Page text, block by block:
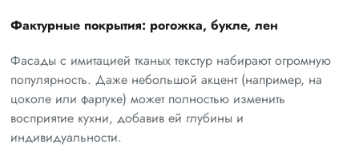
Фактурные покрытия: рогожка, букле, лен
Фасады с имитацией тканых текстур набирают огромную
популярность. Даже небольшой акцент (например, на
цоколе или фартуке) может полностью изменить
восприятие кухни, добавив ей глубины и
индивидуальности.